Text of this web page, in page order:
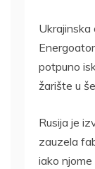
Ukrajinska
potpuno
žarište u
Rusija je
zauzela
iako njome